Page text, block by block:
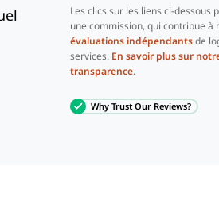
Les clics sur les liens ci-dessous
une commission, qui contribue à
évaluations indépendants de
services. En savoir plus sur
transparence.
Why Trust Our Reviews?